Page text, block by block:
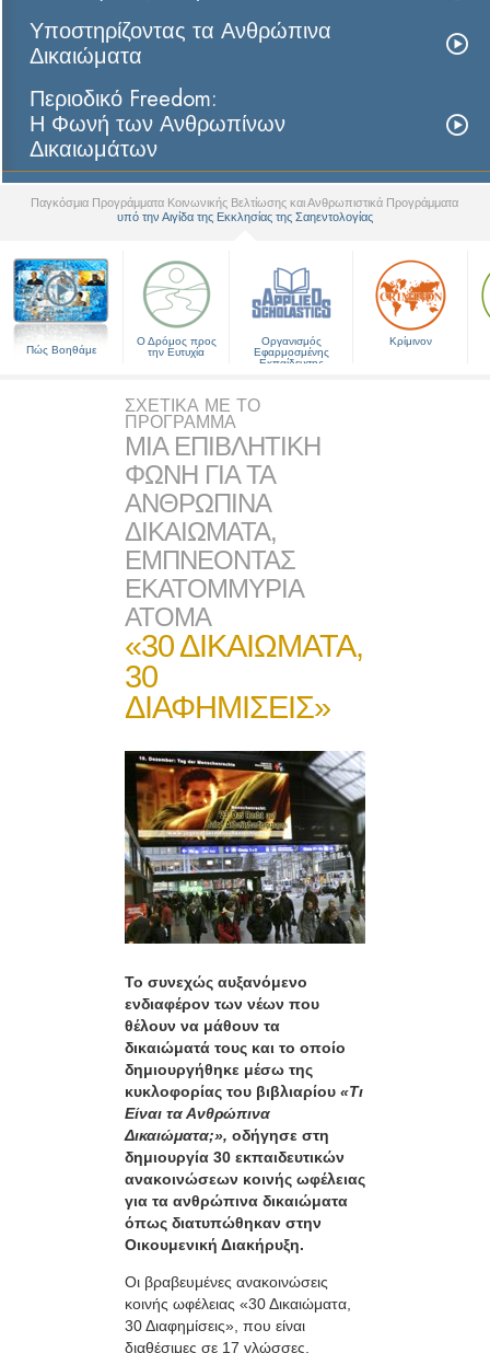
Υποστηρίζοντας τα Ανθρώπινα
Δικαιώματα
Περιοδικό Freedom:
Η Φωνή των Ανθρωπίνων
Δικαιωμάτων
Παγκόσμια Προγράμματα Κοινωνικής Βελτίωσης και Ανθρωπιστικά Προγράμματα
υπό την Αιγίδα της Εκκλησίας της Σαηεντολογίας
Πώς Βοηθάμε
Ο Δρόμος προς
την Ευτυχία
Οργανισμός
Εφαρμοσμένης
Εκπαίδευσης
Κρίμινον
ΣΧΕΤΙΚΑ ΜΕ ΤΟ
ΠΡΟΓΡΑΜΜΑ
ΜΙΑ ΕΠΙΒΛΗΤΙΚΗ
ΦΩΝΗ ΓΙΑ ΤΑ
ΑΝΘΡΩΠΙΝΑ
ΔΙΚΑΙΩΜΑΤΑ,
ΕΜΠΝΕΟΝΤΑΣ
ΕΚΑΤΟΜΜΥΡΙΑ
ΑΤΟΜΑ
«30 ΔΙΚΑΙΩΜΑΤΑ,
30
ΔΙΑΦΗΜΙΣΕΙΣ»
Το συνεχώς αυξανόμενο
ενδιαφέρον των νέων που
θέλουν να μάθουν τα
δικαιώματά τους και το οποίο
δημιουργήθηκε μέσω της
κυκλοφορίας του βιβλιαρίου «Τι
Είναι τα Ανθρώπινα
Δικαιώματα;», οδήγησε στη
δημιουργία 30 εκπαιδευτικών
ανακοινώσεων κοινής ωφέλειας
για τα ανθρώπινα δικαιώματα
όπως διατυπώθηκαν στην
Οικουμενική Διακήρυξη.
Οι βραβευμένες ανακοινώσεις
κοινής ωφέλειας «30 Δικαιώματα,
30 Διαφημίσεις», που είναι
διαθέσιμες σε 17 γλώσσες,